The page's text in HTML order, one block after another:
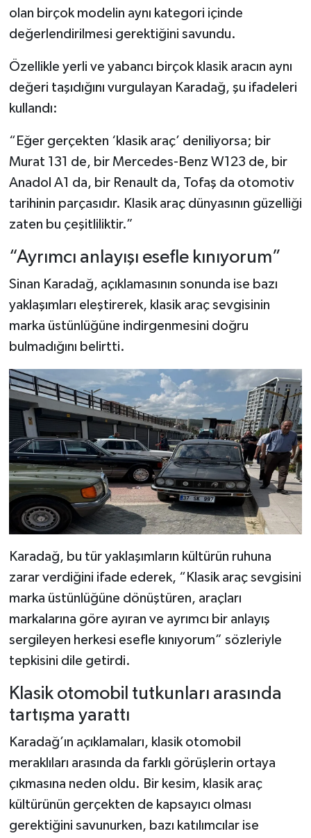
olan birçok modelin aynı kategori içinde
değerlendirilmesi gerektiğini savundu.
Özellikle yerli ve yabancı birçok klasik aracın aynı
değeri taşıdığını vurgulayan Karadağ, şu ifadeleri
kullandı:
“Eğer gerçekten ‘klasik araç’ deniliyorsa; bir
Murat 131 de, bir Mercedes-Benz W123 de, bir
Anadol A1 da, bir Renault da, Tofaş da otomotiv
tarihinin parçasıdır. Klasik araç dünyasının güzelliği
zaten bu çeşitliliktir.”
“Ayrımcı anlayışı esefle kınıyorum”
Sinan Karadağ, açıklamasının sonunda ise bazı
yaklaşımları eleştirerek, klasik araç sevgisinin
marka üstünlüğüne indirgenmesini doğru
bulmadığını belirtti.
Karadağ, bu tür yaklaşımların kültürün ruhuna
zarar verdiğini ifade ederek, “Klasik araç sevgisini
marka üstünlüğüne dönüştüren, araçları
markalarına göre ayıran ve ayrımcı bir anlayış
sergileyen herkesi esefle kınıyorum” sözleriyle
tepkisini dile getirdi.
Klasik otomobil tutkunları arasında
tartışma yarattı
Karadağ’ın açıklamaları, klasik otomobil
meraklıları arasında da farklı görüşlerin ortaya
çıkmasına neden oldu. Bir kesim, klasik araç
kültürünün gerçekten de kapsayıcı olması
gerektiğini savunurken, bazı katılımcılar ise